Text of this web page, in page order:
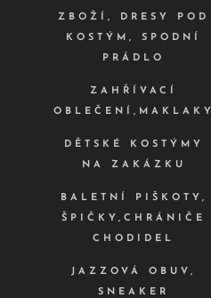
ZBOŽÍ, DRESY POD
KOSTÝM, SPODNÍ
PRÁDLO
ZAHŘÍVACÍ
OBLEČENÍ,MAKLAKY
DĚTSKÉ KOSTÝMY
NA ZAKÁZKU
BALETNÍ PIŠKOTY,
ŠPIČKY,CHRÁNIČE
CHODIDEL
JAZZOVÁ OBUV,
SNEAKER